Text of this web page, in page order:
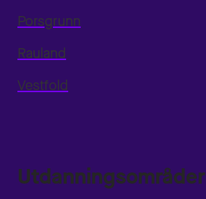
Porsgrunn
Rauland
Vestfold
Utdanningsområder